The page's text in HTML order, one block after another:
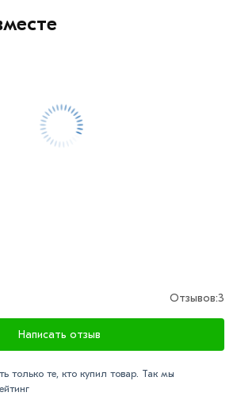
Отзывов:3
Написать отзыв
только те, кто купил товар. Так мы